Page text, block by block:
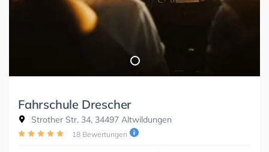
Fahrschule Drescher
Strother Str. 34, 34497 Altwildungen
18 Bewertungen